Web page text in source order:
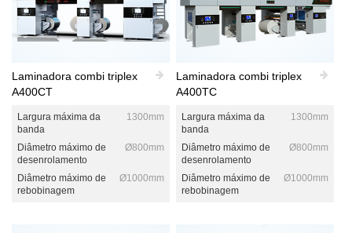
Laminadora combi triplex
A400CT
Largura máxima da
banda
1300mm
Diâmetro máximo de
desenrolamento
Ø800mm
Diâmetro máximo de
rebobinagem
Ø1000mm
Laminadora combi triplex
A400TC
Largura máxima da
banda
1300mm
Diâmetro máximo de
desenrolamento
Ø800mm
Diâmetro máximo de
rebobinagem
Ø1000mm